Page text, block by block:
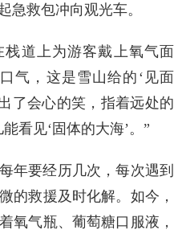
急救包冲向观光车。
栈道上为游客戴上氧气面
气，这是雪山给的‘见面
了会心的笑，指着远处的
看见‘固体的大海’。”
年要经历几次，每次遇到
的救援及时化解。如今，
氧气瓶、葡萄糖口服液，